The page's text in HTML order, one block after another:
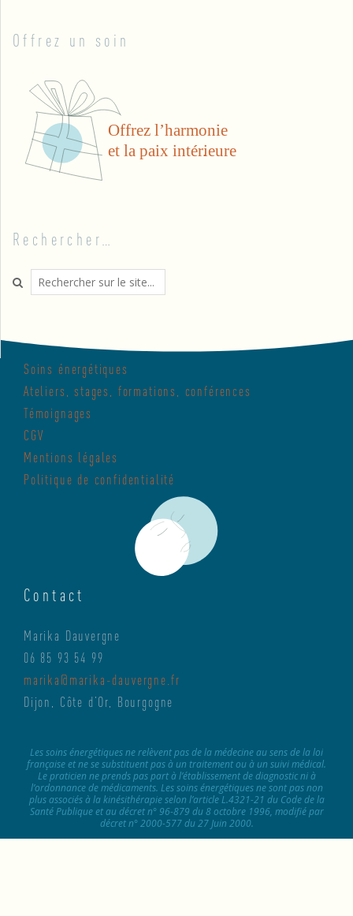
Offrez un soin
Rechercher…
Search
Soins énergétiques
Ateliers, stages, formations, conférences
Témoignages
CGV
Mentions légales
Politique de confidentialité
Contact
Marika Dauvergne
06 85 93 54 99
marika@marika-dauvergne.fr
Dijon, Côte d’Or, Bourgogne
Les soins énergétiques ne relèvent pas de la médecine au sens de la loi
française et ne se substituent pas à un traitement ou à un suivi médical.
Le praticien ne prends pas part à l’établissement de diagnostic ni à
l’ordonnance de médicaments. Les soins énergétiques ne sont pas non
plus associés à la kinésithérapie selon l’article L.4321-21 du Code de la
Santé Publique et au décret n° 96-879 du 8 octobre 1996, modifié par
décret n° 2000-577 du 27 Juin 2000.